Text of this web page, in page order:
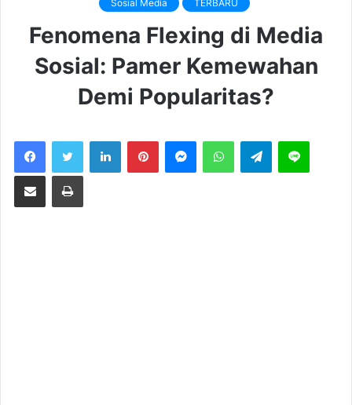
Sosial Media TERBARU
Fenomena Flexing di Media
Sosial: Pamer Kemewahan
Demi Popularitas?
LinkedInPinterestMessengerWhatsAppTelegramLine
Share via Email Print